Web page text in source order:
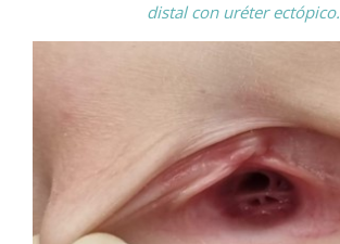
distal con uréter ectópico.